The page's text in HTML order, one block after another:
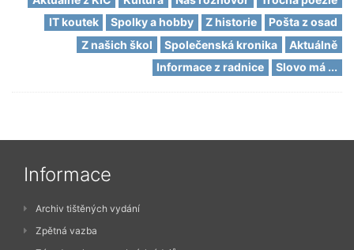
IT koutek
Spolky a hobby Z historie
Pošta z osad
Z našich škol
Společenská kronika
Aktuálně
Informace z radnice
Slovo má ...
Informace
Archiv tištěných vydání
Zpětná vazba